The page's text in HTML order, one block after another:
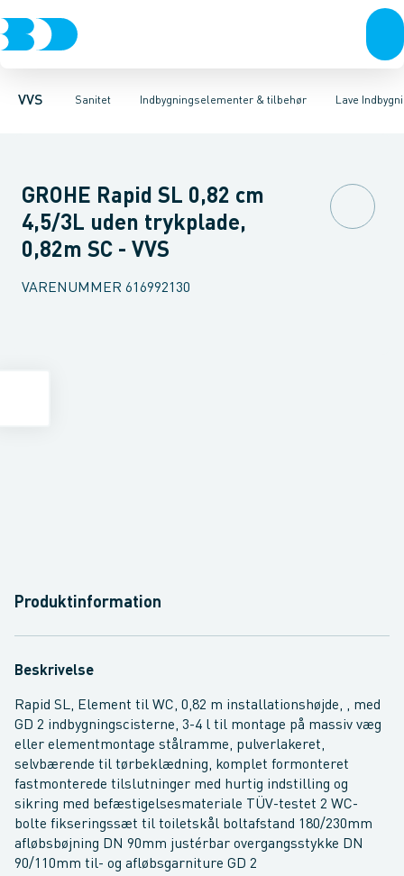
VVS Sanitet
Rør & fittingsPressfittings & rørKuglehaner & ventiler Afløb
Indbygningselementer & tilbehør
Toiletter, sæder og cisternerVaskeArmaturerBrusere
Lave
Høje Indbygnings elementerLave Indbygnings elementer
GROHE Rapid SL 0,82 cm
4,5/3L uden trykplade,
0,82m SC - VVS
VARENUMMER 616992130
Produktinformation
Beskrivelse
Rapid SL, Element til WC, 0,82 m installationshøjde, , med
GD 2 indbygningscisterne, 3-4 l til montage på massiv væg
eller elementmontage stålramme, pulverlakeret,
selvbærende til tørbeklædning, komplet formonteret
fastmonterede tilslutninger med hurtig indstilling og
sikring med befæstigelsesmateriale TÜV-testet 2 WC-
bolte fikseringssæt til toiletskål boltafstand 180/230mm
afløbsbøjning DN 90mm justérbar overgangsstykke DN
90/110mm til- og afløbsgarniture GD 2